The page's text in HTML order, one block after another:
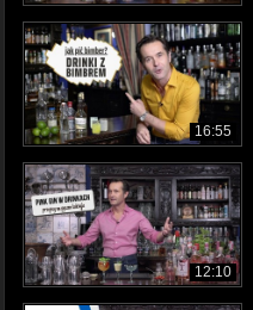
16:55
12:10